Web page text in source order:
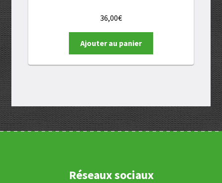
36,00€
Ajouter au panier
Réseaux sociaux